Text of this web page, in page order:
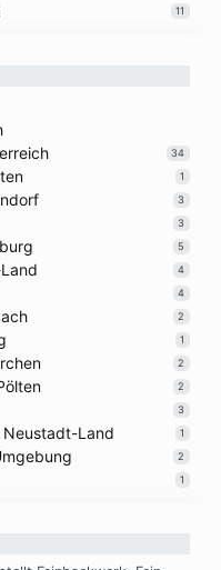
11
34
1
3
3
5
4
4
2
1
2
2
3
Neustadt-Land 1
2
1